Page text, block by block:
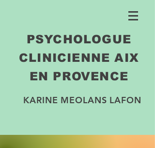
PSYCHOLOGUE
CLINICIENNE AIX
EN PROVENCE
KARINE MEOLANS LAFON